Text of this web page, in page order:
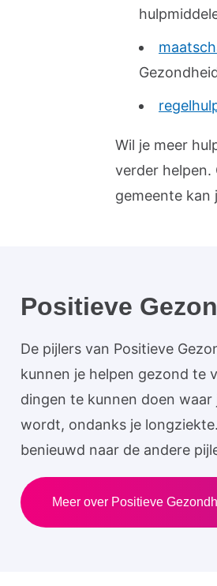
Wil je meer
verder helpen.
gemeente kan
Positieve
De pijlers van Positieve
kunnen je helpen gezond te
dingen te kunnen doen waar
wordt, ondanks je
benieuwd naar de andere
Meer over Positieve